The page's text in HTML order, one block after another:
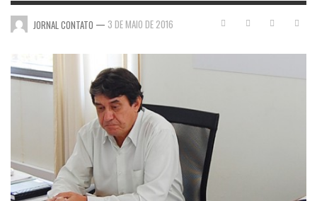
JORNAL CONTATO — 3 DE MAIO DE 2016